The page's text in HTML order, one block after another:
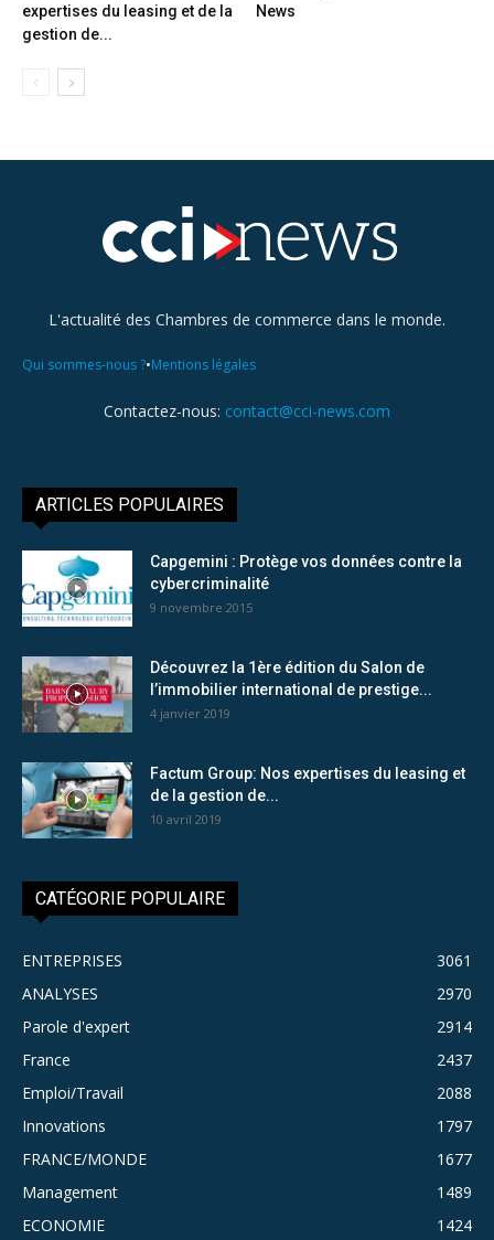
expertises du leasing et de la
gestion de...
News
L'actualité des Chambres de commerce dans le monde.
Qui sommes-nous ?•Mentions légales
Contactez-nous: contact@cci-news.com
ARTICLES POPULAIRES
Capgemini : Protège vos données contre la
cybercriminalité
9 novembre 2015
Découvrez la 1ère édition du Salon de
l’immobilier international de prestige...
4 janvier 2019
Factum Group: Nos expertises du leasing et
de la gestion de...
10 avril 2019
CATÉGORIE POPULAIRE
ENTREPRISES
3061
ANALYSES
2970
Parole d'expert
2914
France
2437
Emploi/Travail
2088
Innovations
1797
FRANCE/MONDE
1677
Management
1489
ECONOMIE
1424